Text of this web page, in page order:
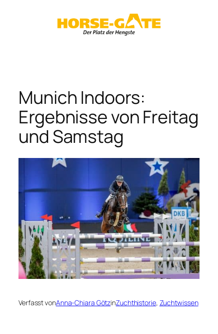
Munich Indoors:
Ergebnisse von Freitag
und Samstag
Verfasst vonAnna-Chiara GötzinZuchthistorie, Zuchtwissen